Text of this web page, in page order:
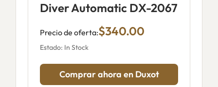
Diver Automatic DX-2067
Precio de oferta:$340.00
Estado: In Stock
Comprar ahora en Duxot